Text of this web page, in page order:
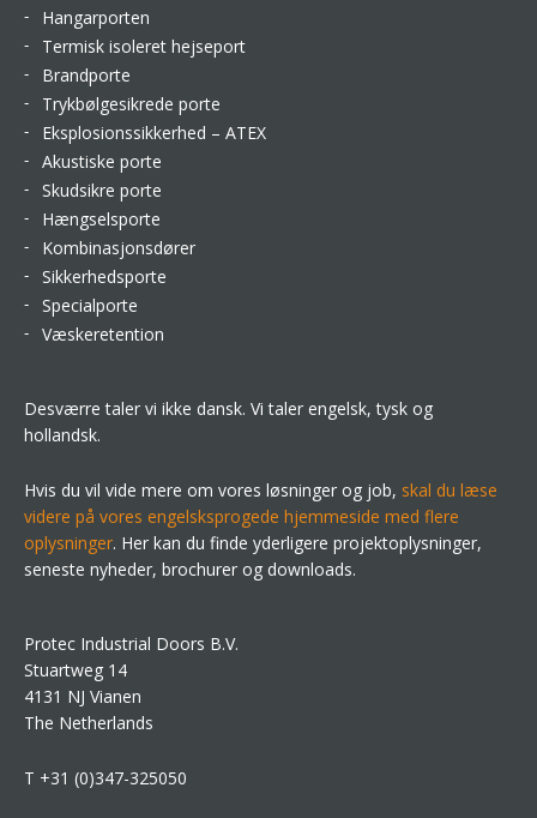
Hangarporten
Termisk isoleret hejseport
Brandporte
Trykbølgesikrede porte
Eksplosionssikkerhed – ATEX
Akustiske porte
Skudsikre porte
Hængselsporte
Kombinasjonsdører
Sikkerhedsporte
Specialporte
Væskeretention
Desværre taler vi ikke dansk. Vi taler engelsk, tysk og
hollandsk.
Hvis du vil vide mere om vores løsninger og job, skal du læse
videre på vores engelsksprogede hjemmeside med flere
oplysninger. Her kan du finde yderligere projektoplysninger,
seneste nyheder, brochurer og downloads.
Protec Industrial Doors B.V.
Stuartweg 14
4131 NJ Vianen
The Netherlands
T +31 (0)347-325050